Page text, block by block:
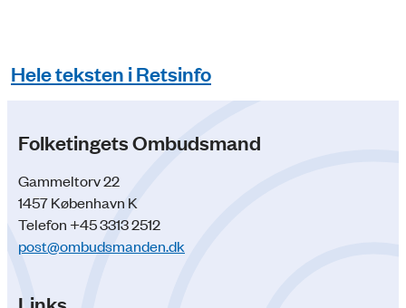
Hele teksten i Retsinfo
Folketingets Ombudsmand
Gammeltorv 22
1457 København K
Telefon +45 3313 2512
post@ombudsmanden.dk